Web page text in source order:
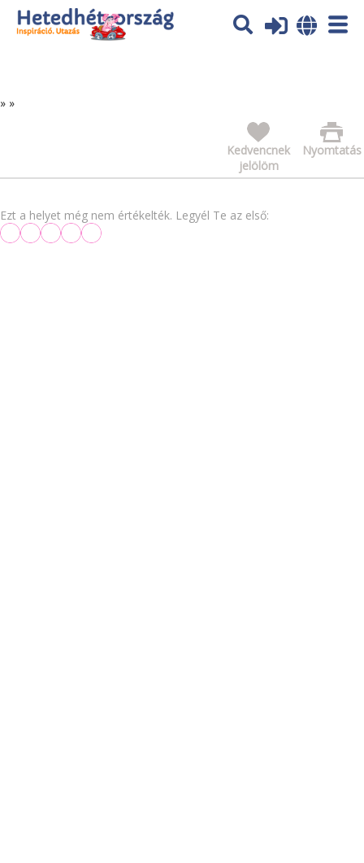
Az oldal sütiket (cookies) használ. További tájékoztatás itt:
Adatvédelmi tájékoztató
» »
Nyomtatás
Kedvencnek
jelölöm
Ezt a helyet még nem értékelték. Legyél Te az első: